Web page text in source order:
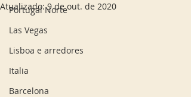
Portugal Norte
Las Vegas
Lisboa e arredores
Italia
Barcelona
Atualizado:9 de out. de 2020